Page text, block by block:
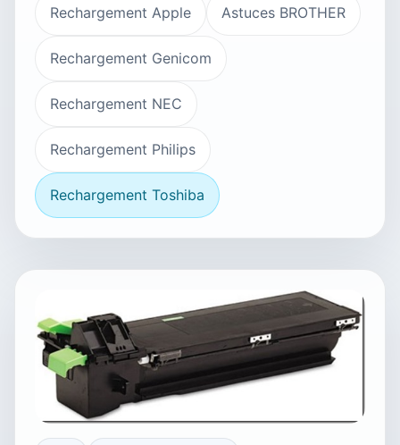
Rechargement Apple Astuces BROTHER
Rechargement Genicom
Rechargement NEC
Rechargement Philips
Rechargement Toshiba